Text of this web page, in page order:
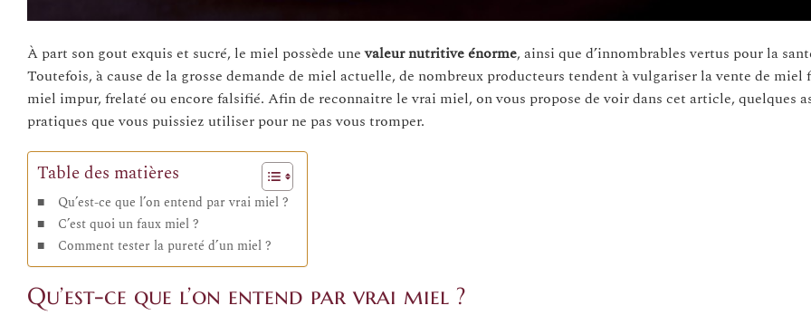
À part son gout exquis et sucré, le miel possède unevaleur nutritive énorme, ainsi que d’innombrables vertus pour la
Toutefois, à cause de la grosse demande de miel actuelle, de nombreux producteurs tendent à vulgariser la vente de miel
miel impur, frelaté ou encore falsifié. Afin de reconnaitre le vrai miel, on vous propose de voir dans cet article, quelques
pratiques que vous puissiez utiliser pour ne pas vous tromper.
Table des matières
Qu’est-ce que l’on entend par vrai miel ?
C’est quoi un faux miel ?
Comment tester la pureté d’un miel ?
Qu’est-ce que l’on entend par vrai miel ?